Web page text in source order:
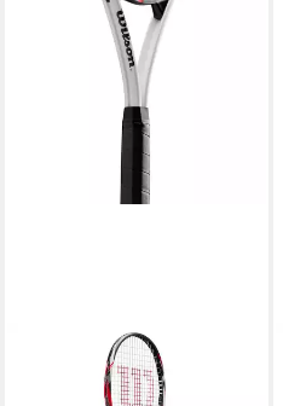
Tennisschläger Fusion XL